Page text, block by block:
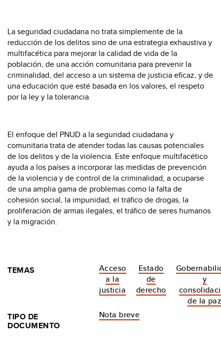
La seguridad ciudadana no trata simplemente de la
reducción de los delitos sino de una estrategia exhaustiva y
multifacética para mejorar la calidad de vida de la
población, de una acción comunitaria para prevenir la
criminalidad, del acceso a un sistema de justicia eficaz, y de
una educación que esté basada en los valores, el respeto
por la ley y la tolerancia.
El enfoque del PNUD a la seguridad ciudadana y
comunitaria trata de atender todas las causas potenciales
de los delitos y de la violencia. Este enfoque multifacético
ayuda a los países a incorporar las medidas de prevención
de la violencia y de control de la criminalidad, a ocuparse
de una amplia gama de problemas como la falta de
cohesión social, la impunidad, el tráfico de drogas, la
proliferación de armas ilegales, el tráfico de seres humanos
y la migración.
TEMAS
Acceso
a la
justicia
Estado
de
derecho
y
de la
TIPO DE
DOCUMENTO
Nota breve